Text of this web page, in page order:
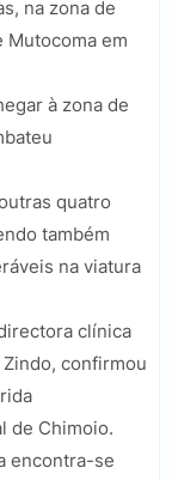
na zona de
Mutocoma em
à zona de
quatro
também
na viatura
clínica
confirmou
de Chimoio.
encontra-se